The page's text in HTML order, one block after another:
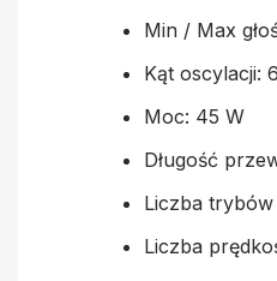
Min / Max
Kąt oscylacji:
Moc: 45 W
Długość
Liczba
Liczba